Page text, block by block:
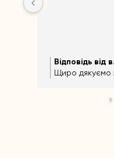
Відповідь від
Щиро дякуємо